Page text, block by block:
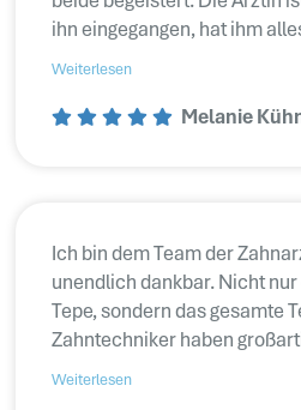
ihn eingegangen, hat ihm
Weiterlesen
Melanie
Ich bin dem Team der
unendlich dankbar. Nicht
Tepe, sondern das gesamte
Zahntechniker haben
Weiterlesen